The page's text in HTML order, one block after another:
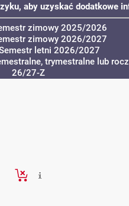
aby uzyskać dodatkowe
zimowy 2025/2026
zimowy 2026/2027
letni 2026/2027
trymestralne lub
26/27-Z